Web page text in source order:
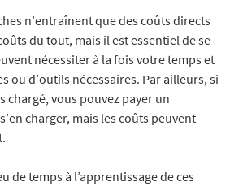
n’entraînent que des coûts directs
du tout, mais il est essentiel de se
nécessiter à la fois votre temps et
ou d’outils nécessaires. Par ailleurs, si
chargé, vous pouvez payer un
charger, mais les coûts peuvent
de temps à l’apprentissage de ces